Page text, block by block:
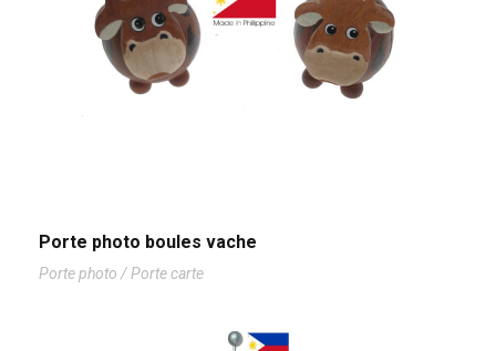
Porte photo boules vache
Porte photo / Porte carte